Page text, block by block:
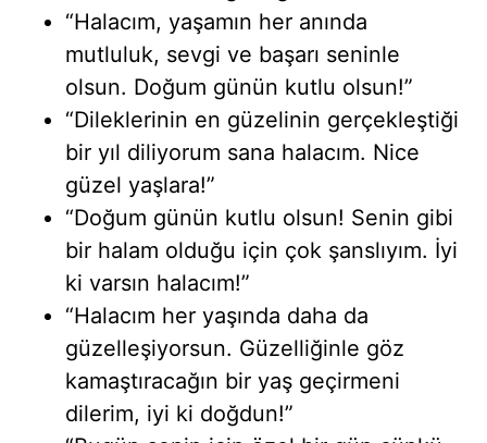
“Halacım, yaşamın her anında
mutluluk, sevgi ve başarı seninle
olsun. Doğum günün kutlu olsun!”
“Dileklerinin en güzelinin gerçekleştiği
bir yıl diliyorum sana halacım. Nice
güzel yaşlara!”
“Doğum günün kutlu olsun! Senin gibi
bir halam olduğu için çok şanslıyım. İyi
ki varsın halacım!”
“Halacım her yaşında daha da
güzelleşiyorsun. Güzelliğinle göz
kamaştıracağın bir yaş geçirmeni
dilerim, iyi ki doğdun!”